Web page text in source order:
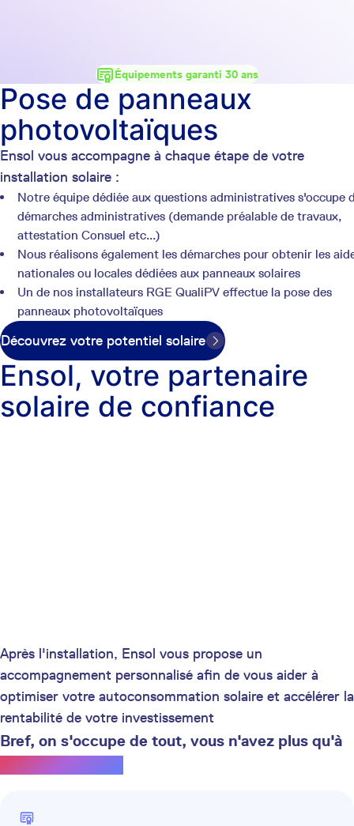
Équipements garanti 30 ans
Ensol vous accompagne à chaque étape de votre
installation solaire :
Notre équipe dédiée aux questions administratives s'occupe
démarches administratives (demande préalable de travaux,
attestation Consuel etc...)
Nous réalisons également les démarches pour obtenir les
nationales ou locales dédiées aux panneaux solaires
Un de nos installateurs RGE QualiPV effectue la pose des
panneaux photovoltaïques
Découvrez votre potentiel solaire
Pose de panneaux
photovoltaïques
Ensol, votre partenaire
solaire de confiance
Après l'installation, Ensol vous propose un
accompagnement personnalisé afin de vous aider à
optimiser votre autoconsommation solaire et accélérer la
rentabilité de votre investissement
Bref, on s'occupe de tout, vous n'avez plus qu'à
profiter du soleil.